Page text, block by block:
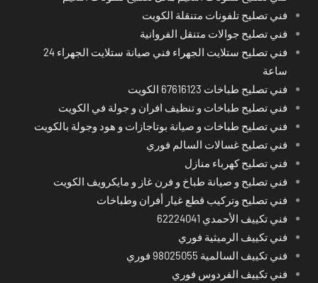
فني تصليح تلفونات متنقلة الكويت
فني تصليح جوالات متنقل الفروانية
فني تصليح ستلايت الجهراء فني صيانة ستلايت الجهراء 24
ساعة
فني تصليح طباخات 67616123 الكويت
فني تصليح طباخات و تنظيف افران و جولة في الكويت
فني تصليح طباخات و صيانة بوتاجازات و هود وجولة بالكويت
فني تصليح غسالات السالم فوري
فني تصليح كهرباء منازل
فني تصليح و صيانة طباخ و فرن غاز و مايكرويف الكويت
فني تصليح وتركيب قطع غيار أفران وطباخات
فني تكييف الأحمدي 62224041
فني تكييف الرميثية فوري
فني تكييف السالمية 98025055 فوري
فني تكييف الفردوس فوري